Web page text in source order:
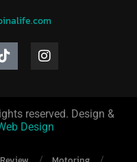
reserved. Design &
Design